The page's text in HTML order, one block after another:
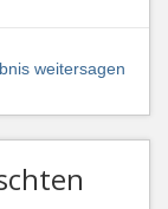
weitersagen